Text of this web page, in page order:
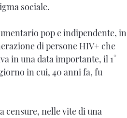
sociale.
pop e indipendente, in
di persone HIV+ che
in una data importante, il 1°
in cui, 40 anni fa, fu
censure, nelle vite di una